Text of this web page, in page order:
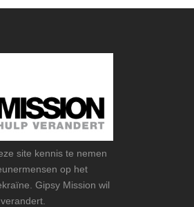
site kennis te nemen
op het
Gipsy Mission wil